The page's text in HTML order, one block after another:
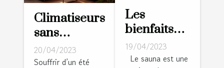
Climatiseurs
sans
conduits :
conseils à
20/04/2023
Souffrir d’un été
Les
bienfaits
du sauna
pour la
19/04/2023
Le sauna est une